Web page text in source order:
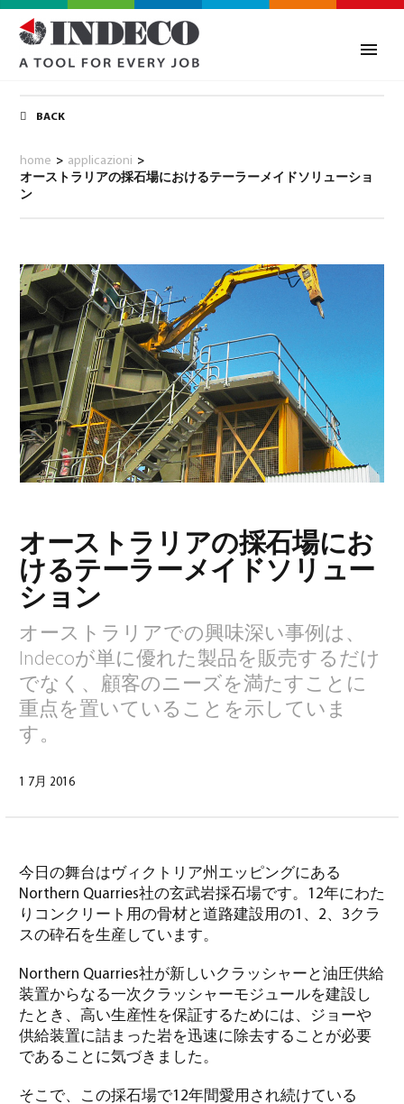
0
日本語( 日本語)
BACK
home > applicazioni >
オーストラリアの採石場におけるテーラーメイドソリューショ
ン
オーストラリアの採石場にお
けるテーラーメイドソリュー
ション
オーストラリアでの興味深い事例は、
Indecoが単に優れた製品を販売するだけ
でなく、顧客のニーズを満たすことに
重点を置いていることを示していま
す。
1 7月 2016
今日の舞台はヴィクトリア州エッピングにある
Northern Quarries社の玄武岩採石場です。12年にわた
りコンクリート用の骨材と道路建設用の1、2、3クラ
スの砕石を生産しています。
Northern Quarries社が新しいクラッシャーと油圧供給
装置からなる一次クラッシャーモジュールを建設し
たとき、高い生産性を保証するためには、ジョーや
供給装置に詰まった岩を迅速に除去することが必要
であることに気づきました。
そこで、この採石場で12年間愛用され続けている